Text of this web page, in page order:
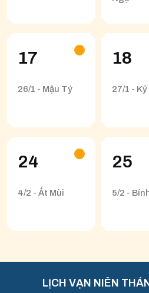
17
26/1 - Mậu Tý
18
27/1 - Kỷ
24
4/2 - Ất Mùi
25
5/2 -
LỊCH VẠN NIÊN